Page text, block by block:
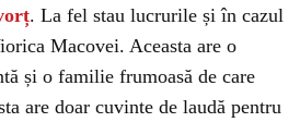
. La fel stau lucrurile și în cazul
Macovei. Aceasta are o
și o familie frumoasă de care
are doar cuvinte de laudă pentru